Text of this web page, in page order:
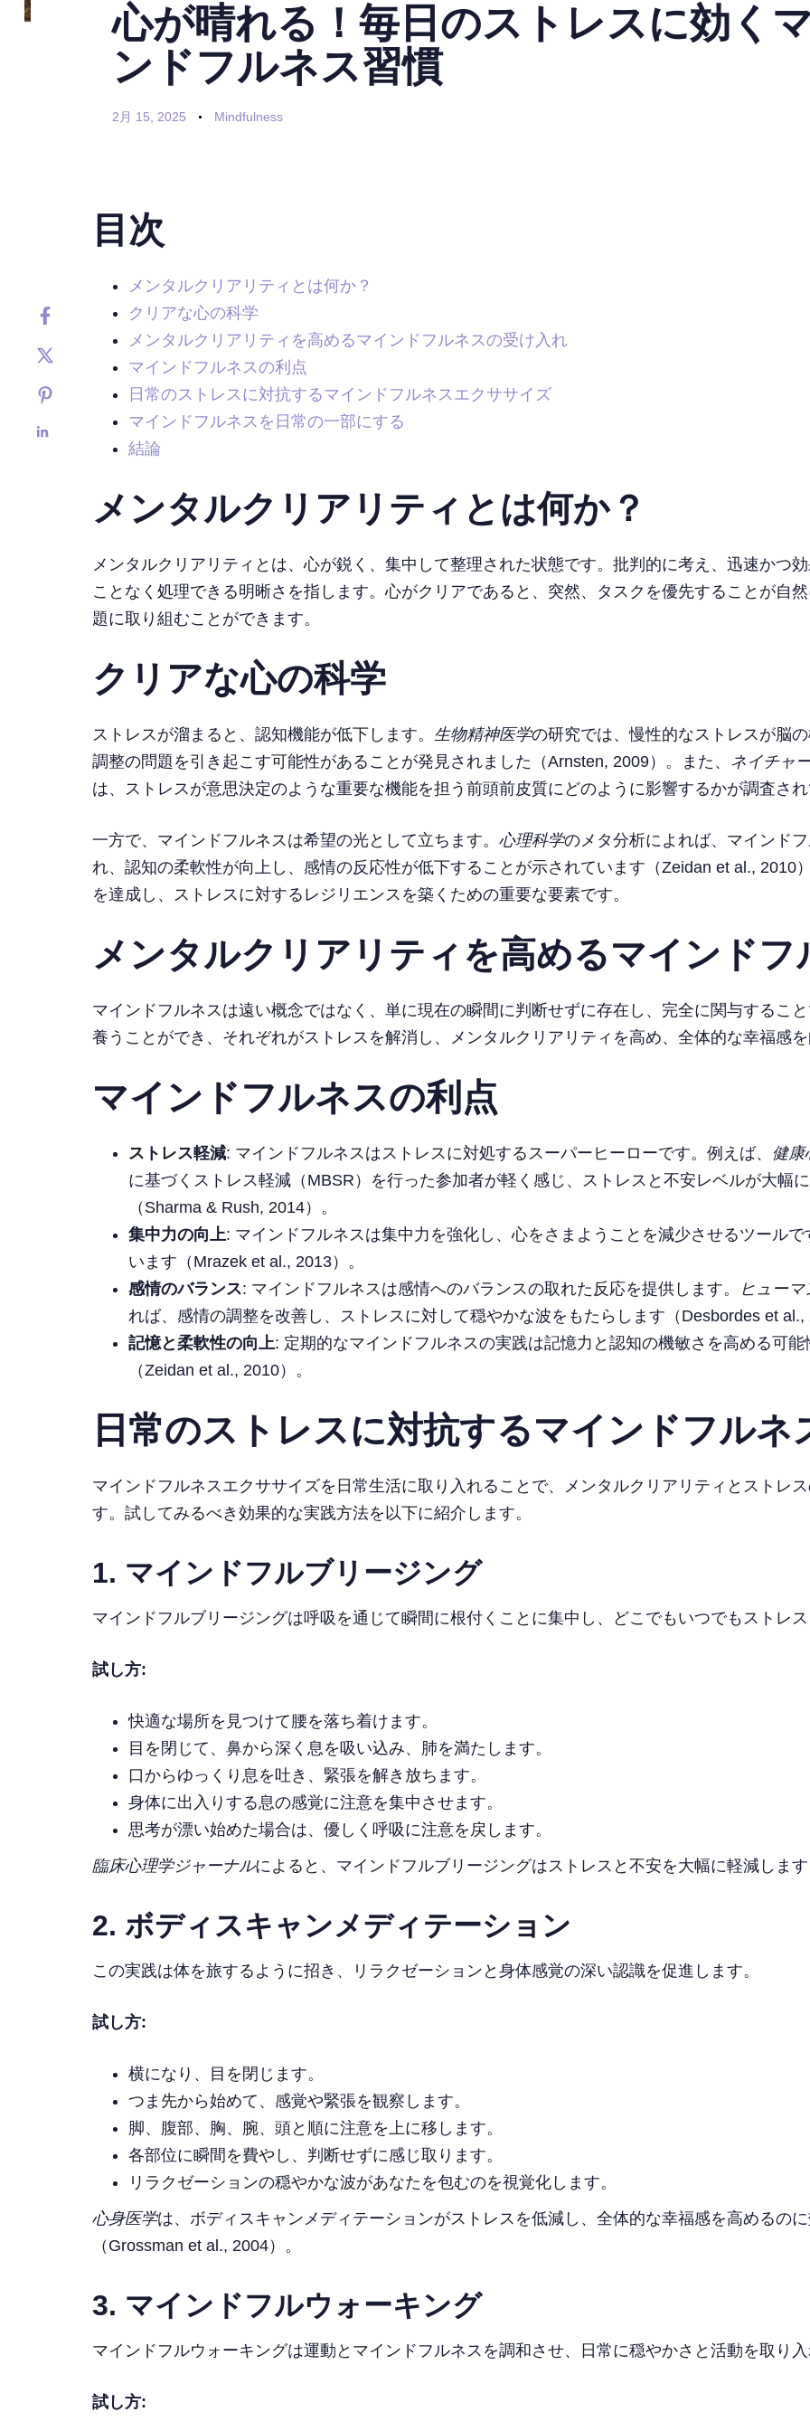
心が晴れる！毎日のストレスに効く
ンドフルネス習慣
2月 15, 2025 Mindfulness
目次
メンタルクリアリティとは何か？
クリアな心の科学
メンタルクリアリティを高めるマインドフルネスの受け入れ
マインドフルネスの利点
日常のストレスに対抗するマインドフルネスエクササイズ
マインドフルネスを日常の一部にする
結論
メンタルクリアリティとは何か？
メンタルクリアリティとは、心が鋭く、集中して整理された状態です。批判的に考え、迅速かつ
ことなく処理できる明晰さを指します。心がクリアであると、突然、タスクを優先することが自
題に取り組むことができます。
クリアな心の科学
ストレスが溜まると、認知機能が低下します。 生物精神医学の研究では、慢性的なストレスが脳
調整の問題を引き起こす可能性があることが発見されました（Arnsten, 2009）。また、 ネイチャ
は、ストレスが意思決定のような重要な機能を担う前頭前皮質にどのように影響するかが調査さ
一方で、マインドフルネスは希望の光として立ちます。 心理科学のメタ分析によれば、マインド
れ、認知の柔軟性が向上し、感情の反応性が低下することが示されています（Zeidan et al., 2010
を達成し、ストレスに対するレジリエンスを築くための重要な要素です。
メンタルクリアリティを高めるマインドフ
マインドフルネスは遠い概念ではなく、単に現在の瞬間に判断せずに存在し、完全に関与するこ
養うことができ、それぞれがストレスを解消し、メンタルクリアリティを高め、全体的な幸福感
マインドフルネスの利点
ストレス軽減: マインドフルネスはストレスに対処するスーパーヒーローです。例えば、 健康
に基づくストレス軽減（MBSR）を行った参加者が軽く感じ、ストレスと不安レベルが大幅
（Sharma & Rush, 2014）。
集中力の向上: マインドフルネスは集中力を強化し、心をさまようことを減少させるツールで
います（Mrazek et al., 2013）。
感情のバランス: マインドフルネスは感情へのバランスの取れた反応を提供します。
ヒュー
れば、感情の調整を改善し、ストレスに対して穏やかな波をもたらします（Desbordes et al.,
記憶と柔軟性の向上: 定期的なマインドフルネスの実践は記憶力と認知の機敏さを高める可能
（Zeidan et al., 2010）。
日常のストレスに対抗するマインドフルネ
マインドフルネスエクササイズを日常生活に取り入れることで、メンタルクリアリティとストレ
す。試してみるべき効果的な実践方法を以下に紹介します。
1. マインドフルブリージング
マインドフルブリージングは呼吸を通じて瞬間に根付くことに集中し、どこでもいつでもストレ
試し方:
快適な場所を見つけて腰を落ち着けます。
目を閉じて、鼻から深く息を吸い込み、肺を満たします。
口からゆっくり息を吐き、緊張を解き放ちます。
身体に出入りする息の感覚に注意を集中させます。
思考が漂い始めた場合は、優しく呼吸に注意を戻します。
臨床心理学ジャーナルによると、マインドフルブリージングはストレスと不安を大幅に軽減しま
2. ボディスキャンメディテーション
この実践は体を旅するように招き、リラクゼーションと身体感覚の深い認識を促進します。
試し方:
横になり、目を閉じます。
つま先から始めて、感覚や緊張を観察します。
脚、腹部、胸、腕、頭と順に注意を上に移します。
各部位に瞬間を費やし、判断せずに感じ取ります。
リラクゼーションの穏やかな波があなたを包むのを視覚化します。
心身医学は、ボディスキャンメディテーションがストレスを低減し、全体的な幸福感を高めるの
（Grossman et al., 2004）。
3. マインドフルウォーキング
マインドフルウォーキングは運動とマインドフルネスを調和させ、日常に穏やかさと活動を取り
試し方: